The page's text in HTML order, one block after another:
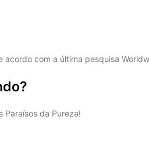
com a última pesquisa
Paraísos da Pureza!